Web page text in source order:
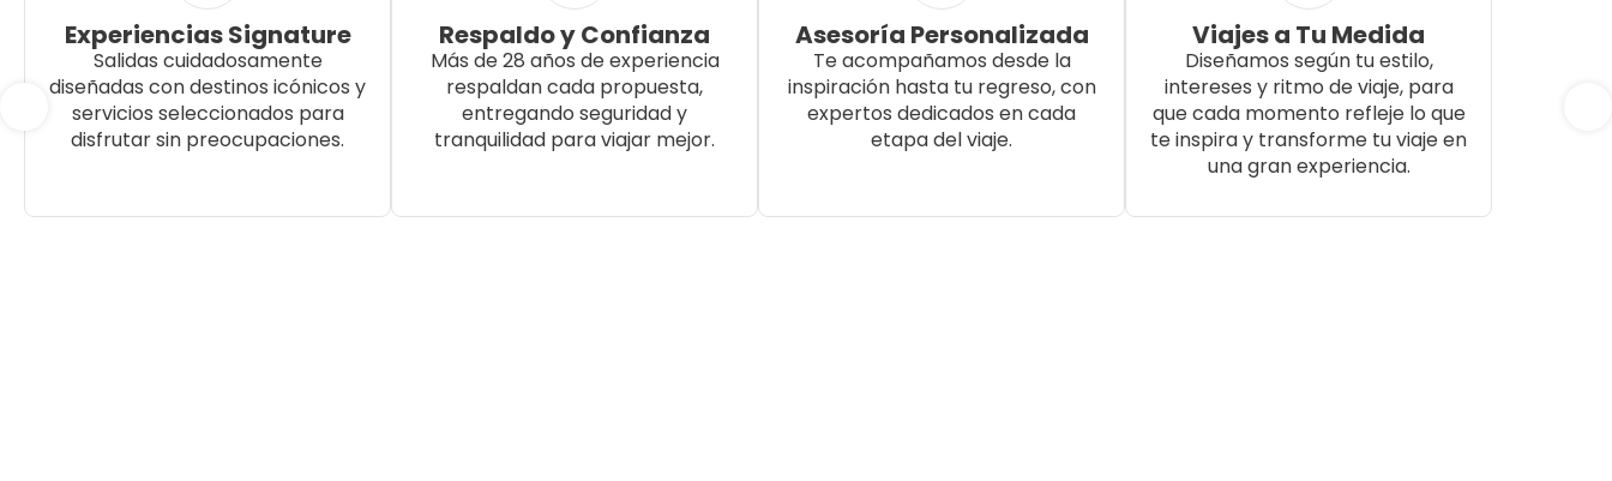
Experiencias Signature
Salidas cuidadosamente
diseñadas con destinos icónicos y
servicios seleccionados para
disfrutar sin preocupaciones.
Respaldo y Confianza
Más de 28 años de experiencia
respaldan cada propuesta,
entregando seguridad y
tranquilidad para viajar mejor.
Asesoría Personalizada
Te acompañamos desde la
inspiración hasta tu regreso, con
expertos dedicados en cada
etapa del viaje.
Viajes a Tu Medida
Diseñamos según tu estilo,
intereses y ritmo de viaje, para
que cada momento refleje lo que
te inspira y transforme tu viaje en
una gran experiencia.